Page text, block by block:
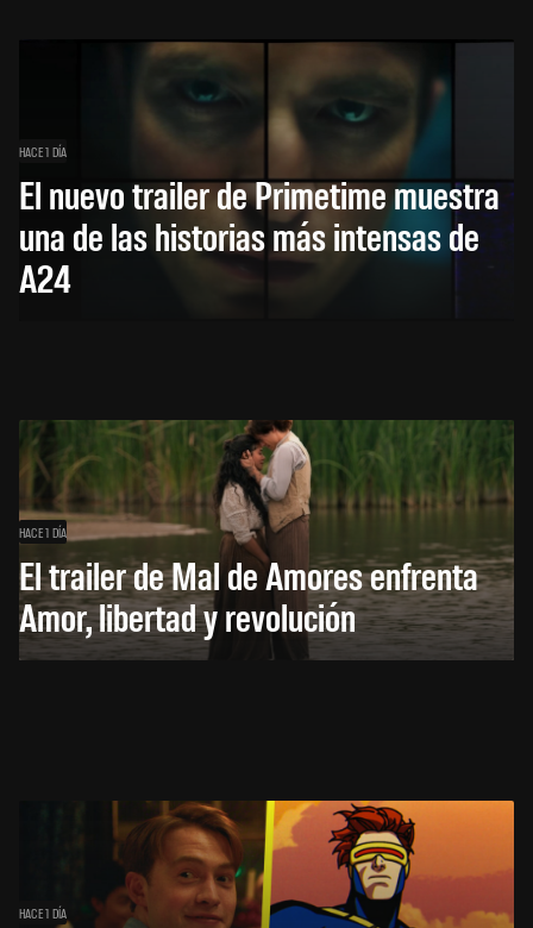
HACE 1 DÍA
El nuevo trailer de Primetime muestra
una de las historias más intensas de
A24
HACE 1 DÍA
El trailer de Mal de Amores enfrenta
Amor, libertad y revolución
HACE 1 DÍA